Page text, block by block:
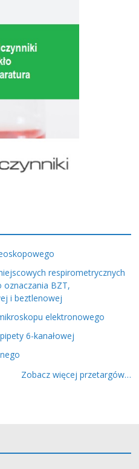
respirometrycznych
BZT,
i beztlenowej
elektronowego
6-kanałowej
Zobacz więcej przetargów…